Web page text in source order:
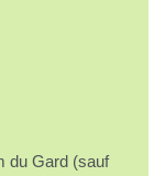
du Gard (sauf